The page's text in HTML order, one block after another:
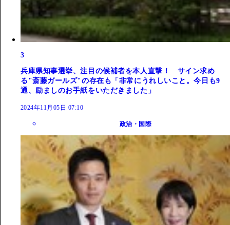
3
兵庫県知事選挙、注目の候補者を本人直撃！ サイン求め
る"斎藤ガールズ"の存在も「非常にうれしいこと。今日も9
通、励ましのお手紙をいただきました」
2024年11月05日 07:10
政治・国際